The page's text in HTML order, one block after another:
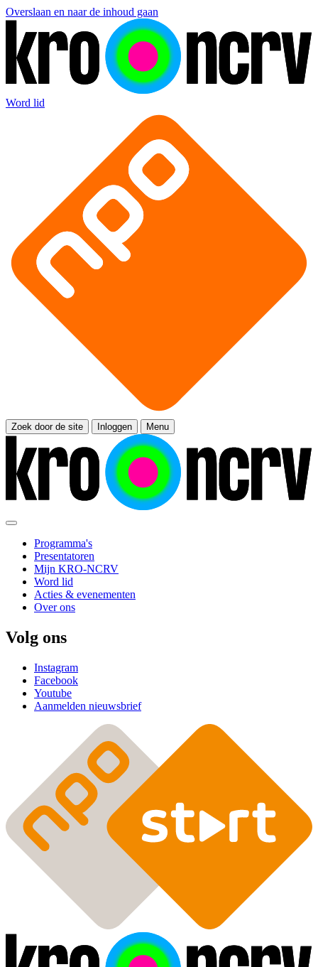
Overslaan en naar de inhoud gaan
Word lid
Zoek door de site Inloggen Menu
Programma's
Presentatoren
Mijn KRO-NCRV
Word lid
Acties & evenementen
Over ons
Volg ons
Instagram
Facebook
Youtube
Aanmelden nieuwsbrief